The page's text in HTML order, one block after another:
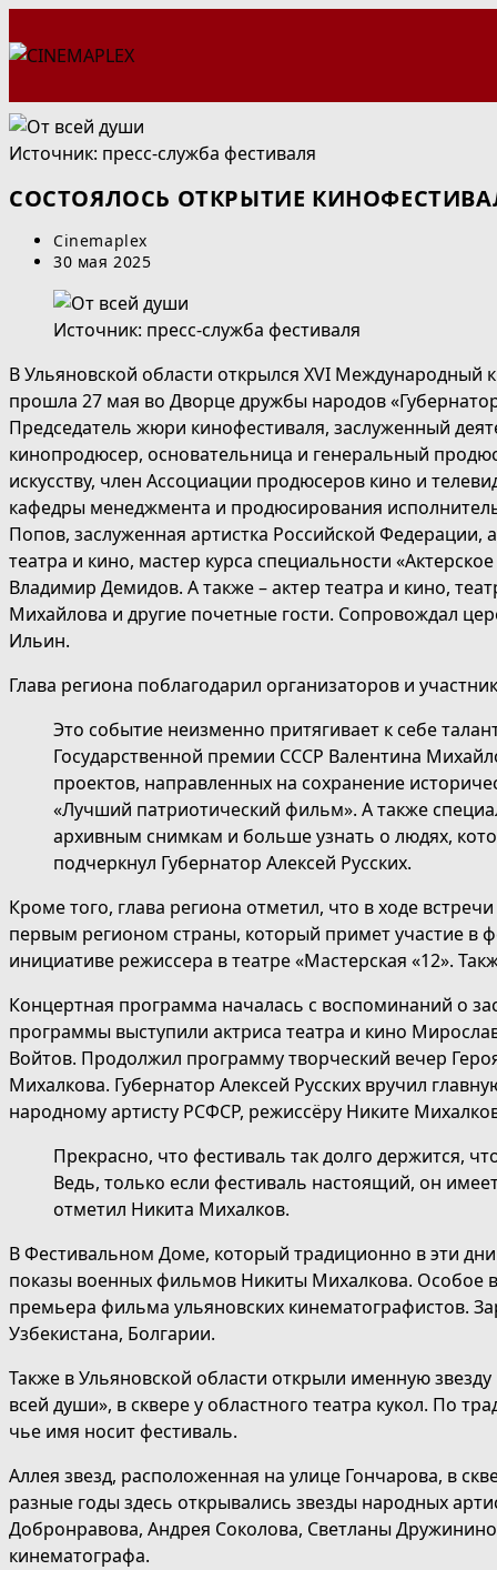
к
Источник: пресс-служба фестиваля
СОСТОЯЛОСЬ ОТКРЫТИЕ
Автор
записи:
Cinemaplex
Запись
30 мая 2025
Источник: пресс-служба фестиваля
В Ульяновской области открылся XVI
прошла 27 мая во Дворце дружбы народов
Председатель жюри кинофестиваля, заслуженный
кинопродюсер, основательница и генеральный
искусству, член Ассоциации продюсеров кино и
кафедры менеджмента и продюсирования
Попов, заслуженная артистка Российской Федерации,
театра и кино, мастер курса специальности
Владимир Демидов. А также – актер театра и кино,
Михайлова и другие почетные гости. Сопровождал
Ильин.
Глава региона поблагодарил организаторов и
Это событие неизменно притягивает к себе
Государственной премии СССР Валентина
проектов, направленных на сохранение
«Лучший патриотический фильм». А также
архивным снимкам и больше узнать о людях,
подчеркнул Губернатор Алексей Русских.
Кроме того, глава региона отметил, что в ходе
первым регионом страны, который примет участие в
инициативе режиссера в театре «Мастерская «12».
Концертная программа началась с воспоминаний о
программы выступили актриса театра и кино
Войтов. Продолжил программу творческий вечер
Михалкова. Губернатор Алексей Русских вручил
народному артисту РСФСР, режиссёру Никите
Прекрасно, что фестиваль так долго держится,
Ведь, только если фестиваль настоящий, он
отметил Никита Михалков.
В Фестивальном Доме, который традиционно в эти
показы военных фильмов Никиты Михалкова. Особое
премьера фильма ульяновских кинематографистов.
Узбекистана, Болгарии.
Также в Ульяновской области открыли именную
всей души», в сквере у областного театра кукол. По
чье имя носит фестиваль.
Аллея звезд, расположенная на улице Гончарова, в
разные годы здесь открывались звезды народных
Добронравова, Андрея Соколова, Светланы
кинематографа.